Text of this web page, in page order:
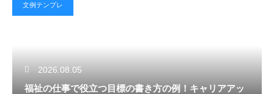
文例テンプレ
2026.08.05
福祉の仕事で役立つ目標の書き方の例！キャリアアッ